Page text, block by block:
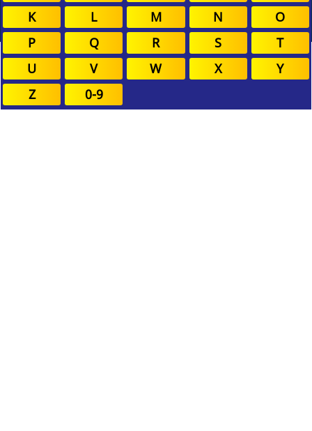
K
L M N
O
P
Q R S
T
U
V W X
Y
Z
0-9